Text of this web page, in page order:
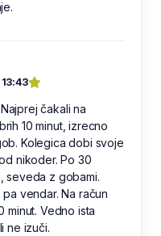
čakali na
10 minut, izrecno
Kolegica dobi svoje
nikoder. Po 30
seveda z gobami.
vendar. Na račun
minut. Vedno ista
ne izuči.